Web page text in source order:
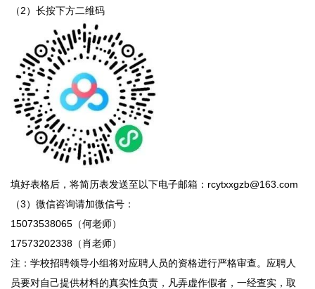
（2）长按下方二维码
填好表格后，将简历表发送至以下电子邮箱：rcytxxgzb@163.com
（3）微信咨询请加微信号：
15073538065（何老师）
17573202338（肖老师）
注：学校招聘领导小组将对应聘人员的资格进行严格审查。应聘人
员要对自己提供材料的真实性负责，凡弄虚作假者，一经查实，取